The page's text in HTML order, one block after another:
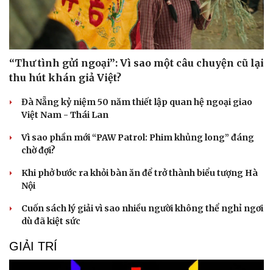
“Thư tình gửi ngoại”: Vì sao một câu chuyện cũ lại
thu hút khán giả Việt?
Đà Nẵng kỷ niệm 50 năm thiết lập quan hệ ngoại giao
Việt Nam - Thái Lan
Vì sao phần mới “PAW Patrol: Phim khủng long” đáng
chờ đợi?
Khi phở bước ra khỏi bàn ăn để trở thành biểu tượng Hà
Nội
Cuốn sách lý giải vì sao nhiều người không thể nghỉ ngơi
dù đã kiệt sức
GIẢI TRÍ